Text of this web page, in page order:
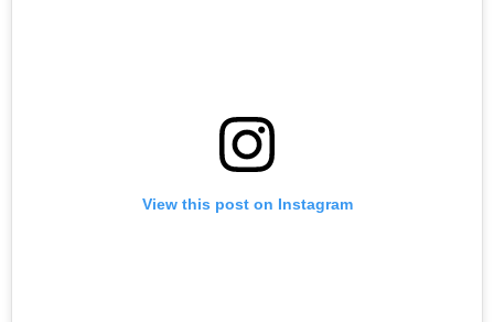
View this post on Instagram